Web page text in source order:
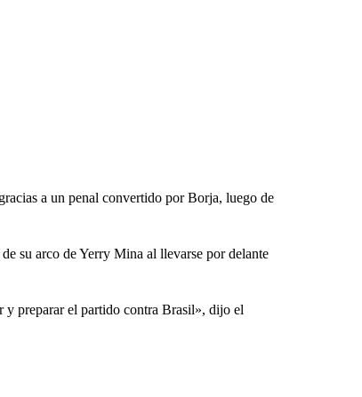
a un penal convertido por Borja, luego de
su arco de Yerry Mina al llevarse por delante
y preparar el partido contra Brasil», dijo el